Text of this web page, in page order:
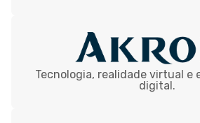
Tecnologia, realidade virtual
digital.